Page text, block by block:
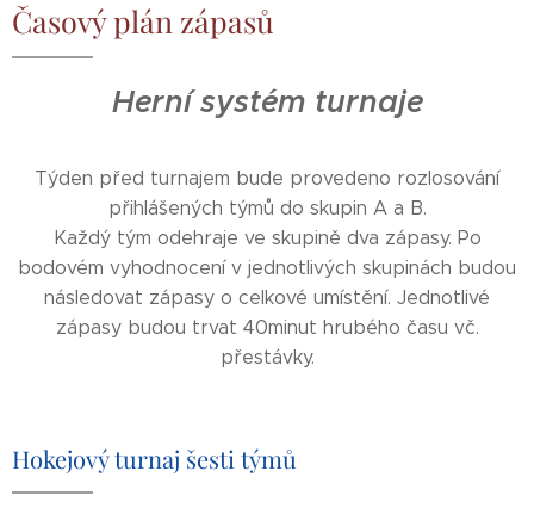
Časový plán zápasů
Herní systém turnaje
Týden před turnajem bude provedeno rozlosování
přihlášených týmů do skupin A a B.
Každý tým odehraje ve skupině dva zápasy. Po
bodovém vyhodnocení v jednotlivých skupinách budou
následovat zápasy o celkové umístění. Jednotlivé
zápasy budou trvat 40minut hrubého času vč.
přestávky.
Hokejový turnaj šesti týmů